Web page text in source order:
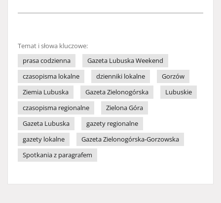
Temat i słowa kluczowe:
prasa codzienna
Gazeta Lubuska Weekend
czasopisma lokalne
dzienniki lokalne
Gorzów
Ziemia Lubuska
Gazeta Zielonogórska
Lubuskie
czasopisma regionalne
Zielona Góra
Gazeta Lubuska
gazety regionalne
gazety lokalne
Gazeta Zielonogórska-Gorzowska
Spotkania z paragrafem